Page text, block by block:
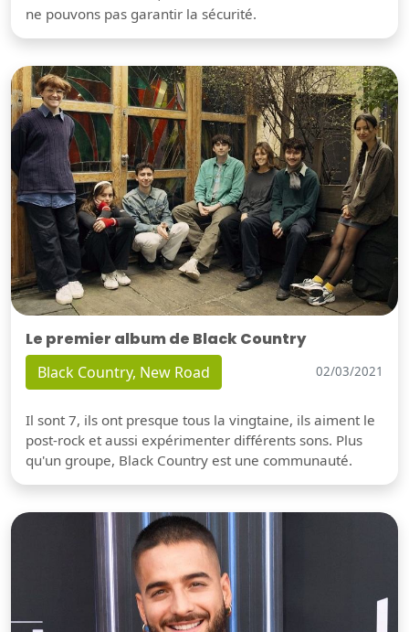
ne pouvons pas garantir la sécurité.
Le premier album de Black Country
Black Country, New Road 02/03/2021
Il sont 7, ils ont presque tous la vingtaine, ils aiment le
post-rock et aussi expérimenter différents sons. Plus
qu'un groupe, Black Country est une communauté.